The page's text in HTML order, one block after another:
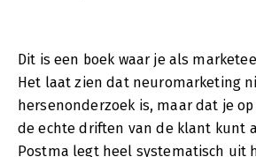
Dit is een boek waar je als
Het laat zien dat neuromarketing
hersenonderzoek is, maar dat je
de echte driften van de klant kunt
Postma legt heel systematisch uit